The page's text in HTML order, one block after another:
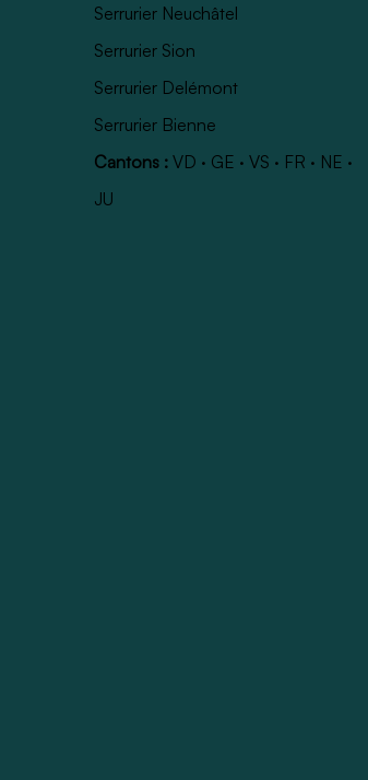
Serrurier Neuchâtel
Serrurier Sion
Serrurier Delémont
Serrurier Bienne
Cantons : VD · GE · VS · FR · NE ·
JU